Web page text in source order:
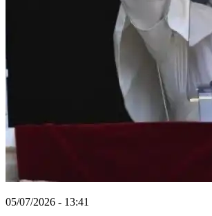
05/07/2026 - 13:41